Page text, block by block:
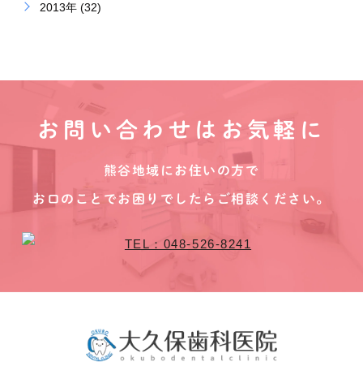
2013年 (32)
お問い合わせはお気軽に
熊谷地域にお住いの方で
お口のことでお困りでしたらご相談ください。